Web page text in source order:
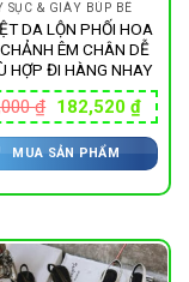
SỤC & GIÀY BÚP BÊ
DA LỘN PHỐI HOA
ÊM CHÂN DỄ
HỢP ĐI HÀNG NHAY
₫ Giá
gốc
là:
338,000 ₫.
182,520 ₫Giá
hiện
tại
là:
MUA SẢN PHẨM